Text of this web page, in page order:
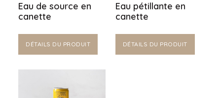
Eau de source en
canette
DÉTAILS DU PRODUIT
Eau pétillante en
canette
DÉTAILS DU PRODUIT